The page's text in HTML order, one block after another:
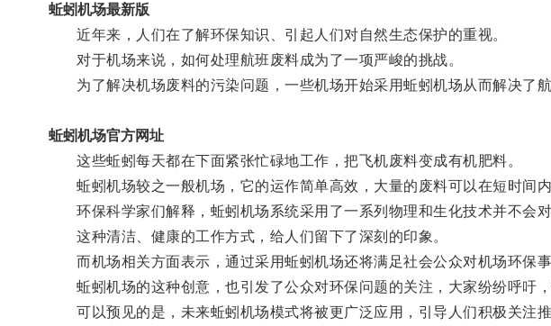
蚯蚓机场最新版
近年来，人们在了解环保知识、引起人们对自然生态保护的重视。
对于机场来说，如何处理航班废料成为了一项严峻的挑战。
为了解决机场废料的污染问题，一些机场开始采用蚯蚓机场从而解决了航
蚯蚓机场官方网址
这些蚯蚓每天都在下面紧张忙碌地工作，把飞机废料变成有机肥料。
蚯蚓机场较之一般机场，它的运作简单高效，大量的废料可以在短时间内
环保科学家们解释，蚯蚓机场系统采用了一系列物理和生化技术并不会对
这种清洁、健康的工作方式，给人们留下了深刻的印象。
而机场相关方面表示，通过采用蚯蚓机场还将满足社会公众对机场环保事
蚯蚓机场的这种创意，也引发了公众对环保问题的关注，大家纷纷呼吁，
可以预见的是，未来蚯蚓机场模式将被更广泛应用，引导人们积极关注推